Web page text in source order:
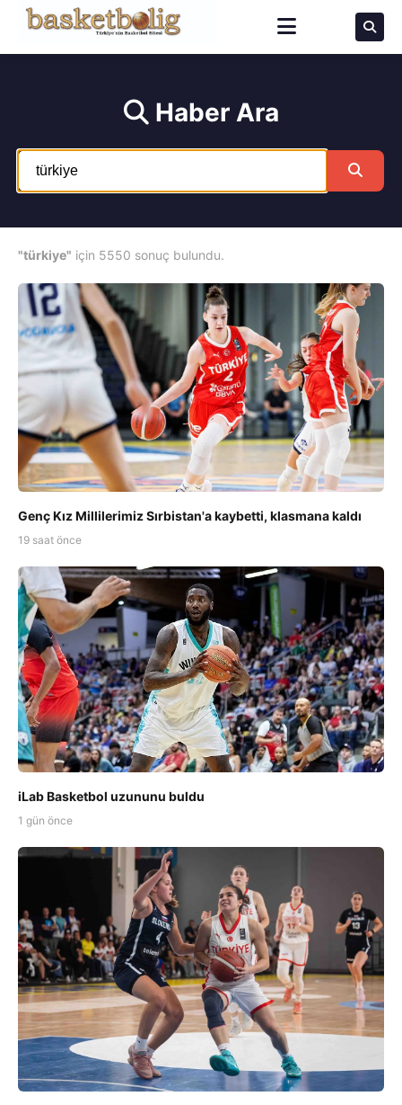
Haber Ara
"türkiye" için 5550 sonuç bulundu.
Genç Kız Millilerimiz Sırbistan'a kaybetti, klasmana kaldı
19 saat önce
iLab Basketbol uzununu buldu
1 gün önce